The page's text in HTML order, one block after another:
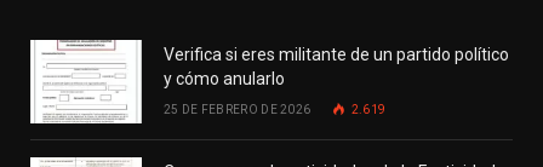
Verifica si eres militante de un partido político
y cómo anularlo
25 DE FEBRERO DE 2026 2.619